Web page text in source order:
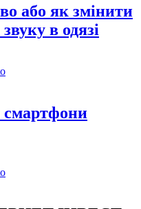
або як змінити
в одязі
смартфони